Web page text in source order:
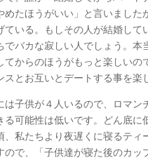
めたほうがいい」と言いました
ている。もしその人が結婚して
でバカな寂しい人でしょう。本
てからのほうがもっと楽しいの
スとお互いとデートする事を楽
は子供が４人いるので、ロマン
る可能性は低いです。どん底に
、私たちより夜遅くに寝るティ
ので、「子供達が寝た後のカッ